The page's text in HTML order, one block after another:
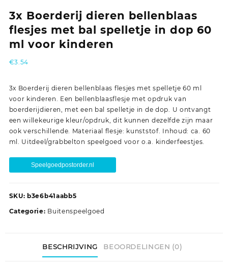
3x Boerderij dieren bellenblaas
flesjes met bal spelletje in dop 60
ml voor kinderen
€3.54
3x Boerderij dieren bellenblaas flesjes met spelletje 60 ml
voor kinderen. Een bellenblaasflesje met opdruk van
boerderijdieren, met een bal spelletje in de dop. U ontvangt
een willekeurige kleur/opdruk, dit kunnen dezelfde zijn maar
ook verschillende. Materiaal flesje: kunststof. Inhoud: ca. 60
ml. Uitdeel/grabbelton speelgoed voor o.a. kinderfeestjes.
Speelgoedpostorder.nl
SKU: b3e6b41aabb5
Categorie: Buitenspeelgoed
BESCHRIJVING BEOORDELINGEN (0)